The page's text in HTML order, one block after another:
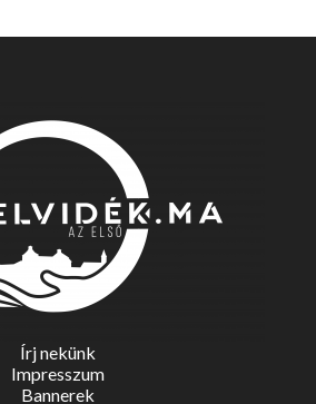
Írj nekünk
Impresszum
Bannerek